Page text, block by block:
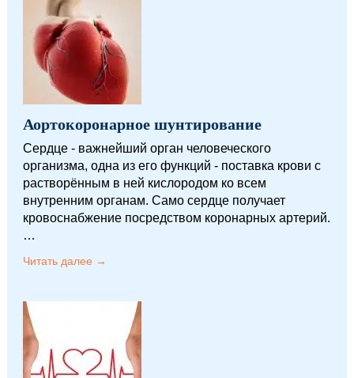
Аортокоронарное шунтирование
Сердце - важнейший орган человеческого
организма, одна из его функций - поставка крови с
растворённым в ней кислородом ко всем
внутренним органам. Само сердце получает
кровоснабжение посредством коронарных артерий.
…
Читать далее →